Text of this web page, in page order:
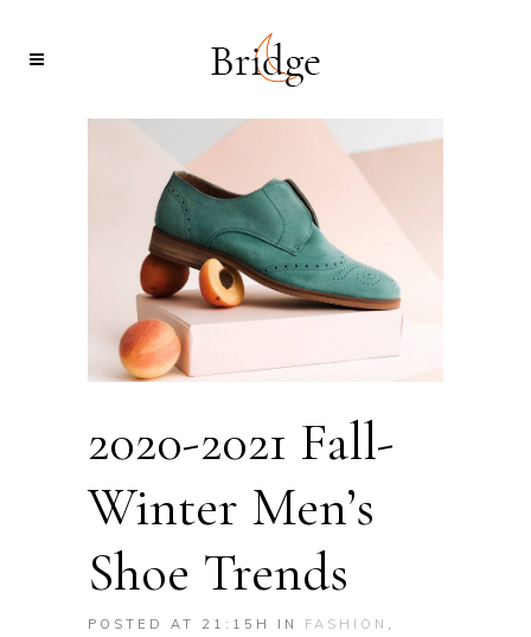
2020-2021 Fall-
Winter Men’s
Shoe Trends
POSTED AT 21:15H IN FASHION ,